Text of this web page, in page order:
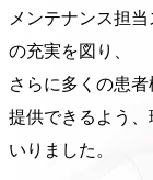
メンテナンス担
の充実を図り、
さらに多くの患
提供できるよう、
いりました。